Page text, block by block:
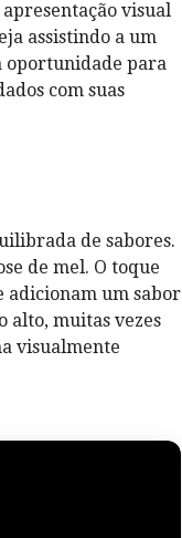
visual
assistindo a um
oportunidade para
com suas
de sabores.
de mel. O toque
adicionam um sabor
alto, muitas vezes
visualmente